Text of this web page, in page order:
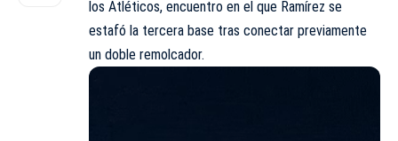
los Atléticos, encuentro en el que Ramírez se
estafó la tercera base tras conectar previamente
un doble remolcador.